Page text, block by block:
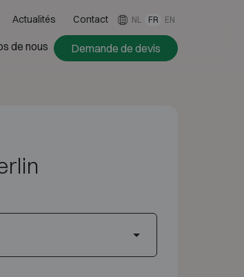
Actualités Contact NL FR EN
de nous Demande de devis